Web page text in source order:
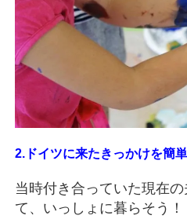
2.ドイツに来たきっかけを簡
当時付き合っていた現在
て、いっしょに暮らそう！